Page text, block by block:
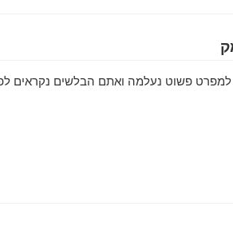
פשוט נעלמה ואתם הבלשים נקראים